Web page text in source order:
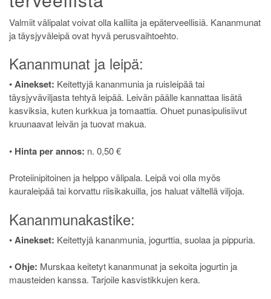
Valmiit välipalat voivat olla kalliita ja epäterveellisiä. Kananmunat
ja täysjyväleipä ovat hyvä perusvaihtoehto.
Kananmunat ja leipä:
•Ainekset: Keitettyjä kananmunia ja ruisleipää tai
täysjyväviljasta tehtyä leipää. Leivän päälle kannattaa lisätä
kasviksia, kuten kurkkua ja tomaattia. Ohuet punasipulisiivut
kruunaavat leivän ja tuovat makua.
• Hinta per annos: n. 0,50 €
Proteiinipitoinen ja helppo välipala. Leipä voi olla myös
kauraleipää tai korvattu riisikakuilla, jos haluat vältellä viljoja.
Kananmunakastike:
•Ainekset: Keitettyjä kananmunia, jogurttia, suolaa ja pippuria.
•Ohje: Murskaa keitetyt kananmunat ja sekoita jogurtin ja
mausteiden kanssa. Tarjoile kasvistikkujen kera.